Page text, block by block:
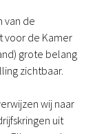
van de
voor de Kamer
grote belang
zichtbaar.
wij naar
uit